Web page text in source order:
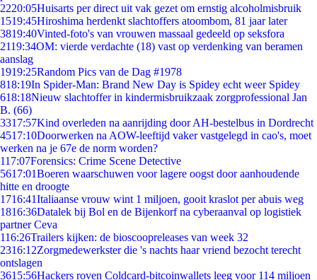
2220:05Huisarts per direct uit vak gezet om ernstig alcoholmisbruik
1519:45Hiroshima herdenkt slachtoffers atoombom, 81 jaar later
3819:40Vinted-foto's van vrouwen massaal gedeeld op seksfora
2119:34OM: vierde verdachte (18) vast op verdenking van beramen
aanslag
1919:25Random Pics van de Dag #1978
818:19In Spider-Man: Brand New Day is Spidey echt weer Spidey
618:18Nieuw slachtoffer in kindermisbruikzaak zorgprofessional Jan
B. (66)
3317:57Kind overleden na aanrijding door AH-bestelbus in Dordrecht
4517:10Doorwerken na AOW-leeftijd vaker vastgelegd in cao's, moet
werken na je 67e de norm worden?
117:07Forensics: Crime Scene Detective
5617:01Boeren waarschuwen voor lagere oogst door aanhoudende
hitte en droogte
1716:41Italiaanse vrouw wint 1 miljoen, gooit kraslot per abuis weg
1816:36Datalek bij Bol en de Bijenkorf na cyberaanval op logistiek
partner Ceva
116:26Trailers kijken: de bioscoopreleases van week 32
2316:12Zorgmedewerkster die 's nachts haar vriend bezocht terecht
ontslagen
3615:56Hackers roven Coldcard-bitcoinwallets leeg voor 114 miljoen